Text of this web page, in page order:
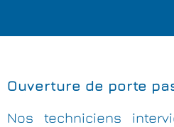
Ouverture de porte
Nos techniciens